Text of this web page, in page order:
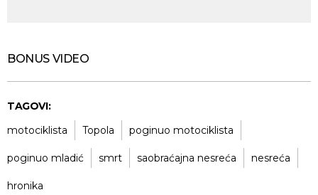
BONUS VIDEO
TAGOVI:
motociklista
Topola poginuo motociklista
poginuo mladić smrt saobraćajna nesreća nesreća
hronika